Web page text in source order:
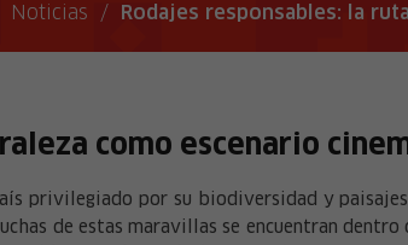
Noticias / Rodajes responsables: la
como escenario
privilegiado por su biodiversidad y
de estas maravillas se encuentran dentro